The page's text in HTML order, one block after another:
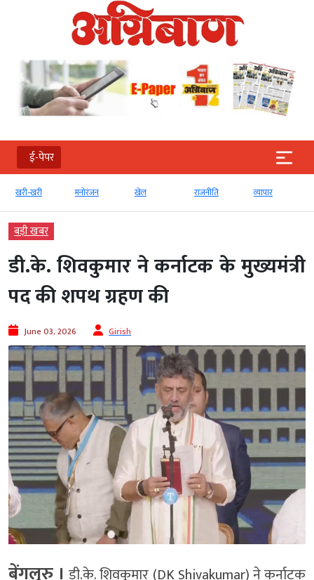
ई-पेपर
खरी-खरी मनोरंजन खेल राजनीति व्‍यापार
बड़ी खबर
डी.के. शिवकुमार ने कर्नाटक के मुख्यमंत्री
पद की शपथ ग्रहण की
June 03, 2026 Girish
बेंगलुरु । डी.के. शिवकुमार (DK Shivakumar) ने कर्नाटक